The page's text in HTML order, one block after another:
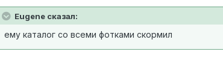
Eugene сказал:
ему каталог со всеми фотками скормил